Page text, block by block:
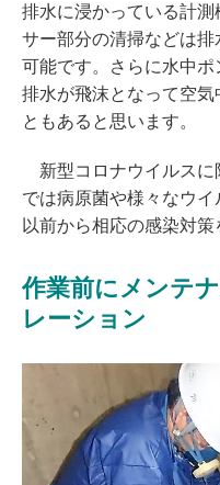
排水に浸かっている計
サー部分の清掃などは
可能です。さらに水中ポ
排水が飛沫となって空気
ともあると思います。
新型コロナウイルスに
では病原菌や様々なウイ
以前から相応の感染対策
作業前にメンテ
レーション